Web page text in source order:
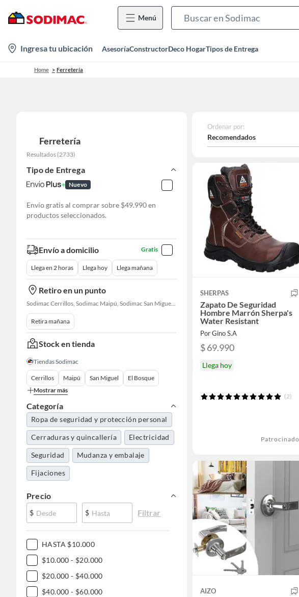
Menú
location-
icon
Ingresa tu ubicación AsesoríaConstructorDeco HogarTipos de Entrega
Home Ferretería
Ferretería
Resultados (2733)
Tipo de Entrega
Nuevo
Envío gratis al comprar sobre $49.990 en
productos seleccionados.
Envío a domicilio Gratis
Llega en 2 horas Llega hoy Llega mañana
Retiro en un punto
Sodimac Cerrillos, Sodimac Maipú, Sodimac San Miguel, Sodimac El Bosque, Sodimac San Bernardo, Constructor Cantagallo, Sodimac Talagante, Sodimac San Fernando
Retira mañana
Stock en tienda
Tiendas Sodimac
Cerrillos Maipú San Miguel
El Bosque
Mostrar más
Categoría
Ropa de seguridad y protección personal
Cerraduras y quincallería Electricidad
Seguridad Mudanza y embalaje
Fijaciones
Precio
$ $ Filtrar
HASTA $10.000
$10.000 - $20.000
$20.000 - $40.000
$40.000 - $60.000
Ordenar por:
Recomendados
SHERPAS
Zapato De Seguridad
Hombre Marrón Sherpa's
Water Resistant
Por Gino S.A
$ 69.990
Llega hoy
(2)
Patrocinado
AIZO